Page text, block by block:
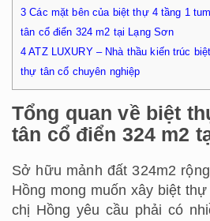
3 Các mặt bên của biệt thự 4 tầng 1 tum
tân cổ điển 324 m2 tại Lạng Sơn
4 ATZ LUXURY – Nhà thầu kiến trúc biệt
thự tân cổ chuyên nghiệp
Tổng quan về biệt
tân cổ điển 324 m2
Sở hữu mảnh đất 324m2
Hồng mong muốn xây biệt
chị Hồng yêu cầu phải có